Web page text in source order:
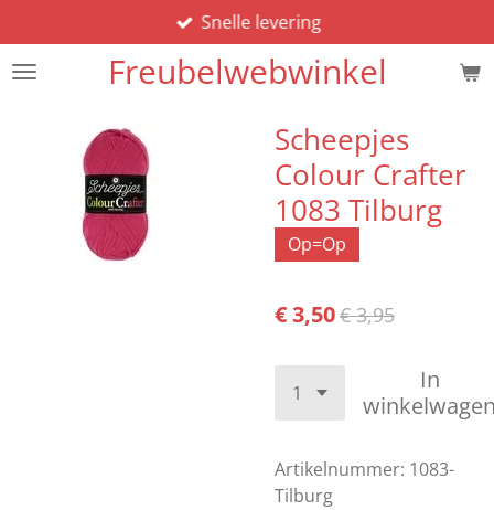
direct
naar
hoofdinhoud
Freubelwebwinkel
Snelle levering
Scheepjes
Colour Crafter
1083 Tilburg
Op=Op
€ 3,50€ 3,95
In
Artikelnummer: 1083-
Tilburg